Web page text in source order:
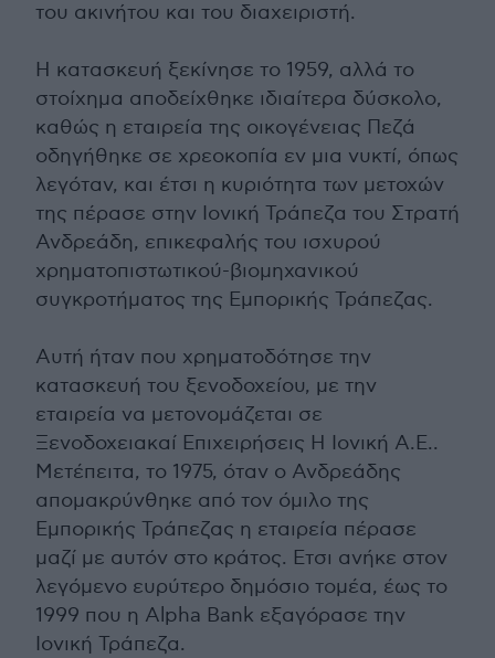
του ακινήτου και του διαχειριστή.
Η κατασκευή ξεκίνησε το 1959, αλλά το
στοίχημα αποδείχθηκε ιδιαίτερα δύσκολο,
καθώς η εταιρεία της οικογένειας Πεζά
οδηγήθηκε σε χρεοκοπία εν μια νυκτί, όπως
λεγόταν, και έτσι η κυριότητα των μετοχών
της πέρασε στην Ιονική Τράπεζα του Στρατή
Ανδρεάδη, επικεφαλής του ισχυρού
χρηματοπιστωτικού-βιομηχανικού
συγκροτήματος της Εμπορικής Τράπεζας.
Αυτή ήταν που χρηματοδότησε την
κατασκευή του ξενοδοχείου, με την
εταιρεία να μετονομάζεται σε
Ξενοδοχειακαί Επιχειρήσεις Η Ιονική Α.Ε..
Μετέπειτα, το 1975, όταν ο Ανδρεάδης
απομακρύνθηκε από τον όμιλο της
Εμπορικής Τράπεζας η εταιρεία πέρασε
μαζί με αυτόν στο κράτος. Ετσι ανήκε στον
λεγόμενο ευρύτερο δημόσιο τομέα, έως το
1999 που η Alpha Bank εξαγόρασε την
Ιονική Τράπεζα.